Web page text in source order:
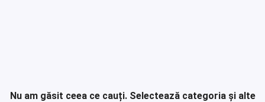
Nu am găsit ceea ce cauți. Selectează categoria și alte